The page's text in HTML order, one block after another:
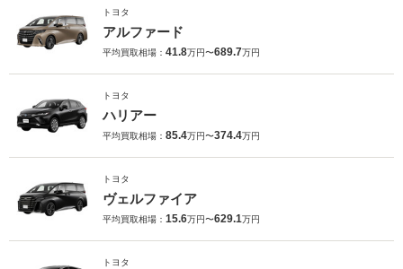
トヨタ
アルファード
平均買取相場： 41.8万円〜689.7万円
トヨタ
ハリアー
平均買取相場： 85.4万円〜374.4万円
トヨタ
ヴェルファイア
平均買取相場： 15.6万円〜629.1万円
トヨタ